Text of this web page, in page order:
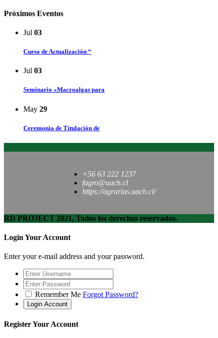
Próximos Eventos
Jul 03
Curso de Actualización “
Jul 03
Seminario «Macroalgas para
May 29
Ceremonia de Titulación de
+56 63 222 1237
fagro@uach.cl
https://agrarias.uach.cl/
RD PROJECT 2021, Todos los derechos reservados.
Login Your Account
Enter your e-mail address and your password.
Remember Me Forgot Password?
Register Your Account